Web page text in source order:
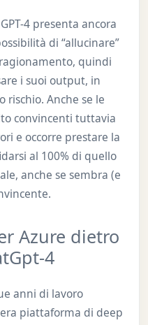
4 presenta ancora
di “allucinare”
quindi
i suoi output, in
rischio. Anche se le
convincenti tuttavia
e occorre prestare la
al 100% di quello
anche se sembra (e
Azure dietro
4
anni di lavoro
piattaforma di deep